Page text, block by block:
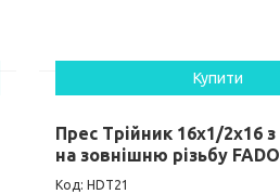
Купити
Прес Трійник 16х1/2х16
на зовнішню різьбу FADO
HDT21